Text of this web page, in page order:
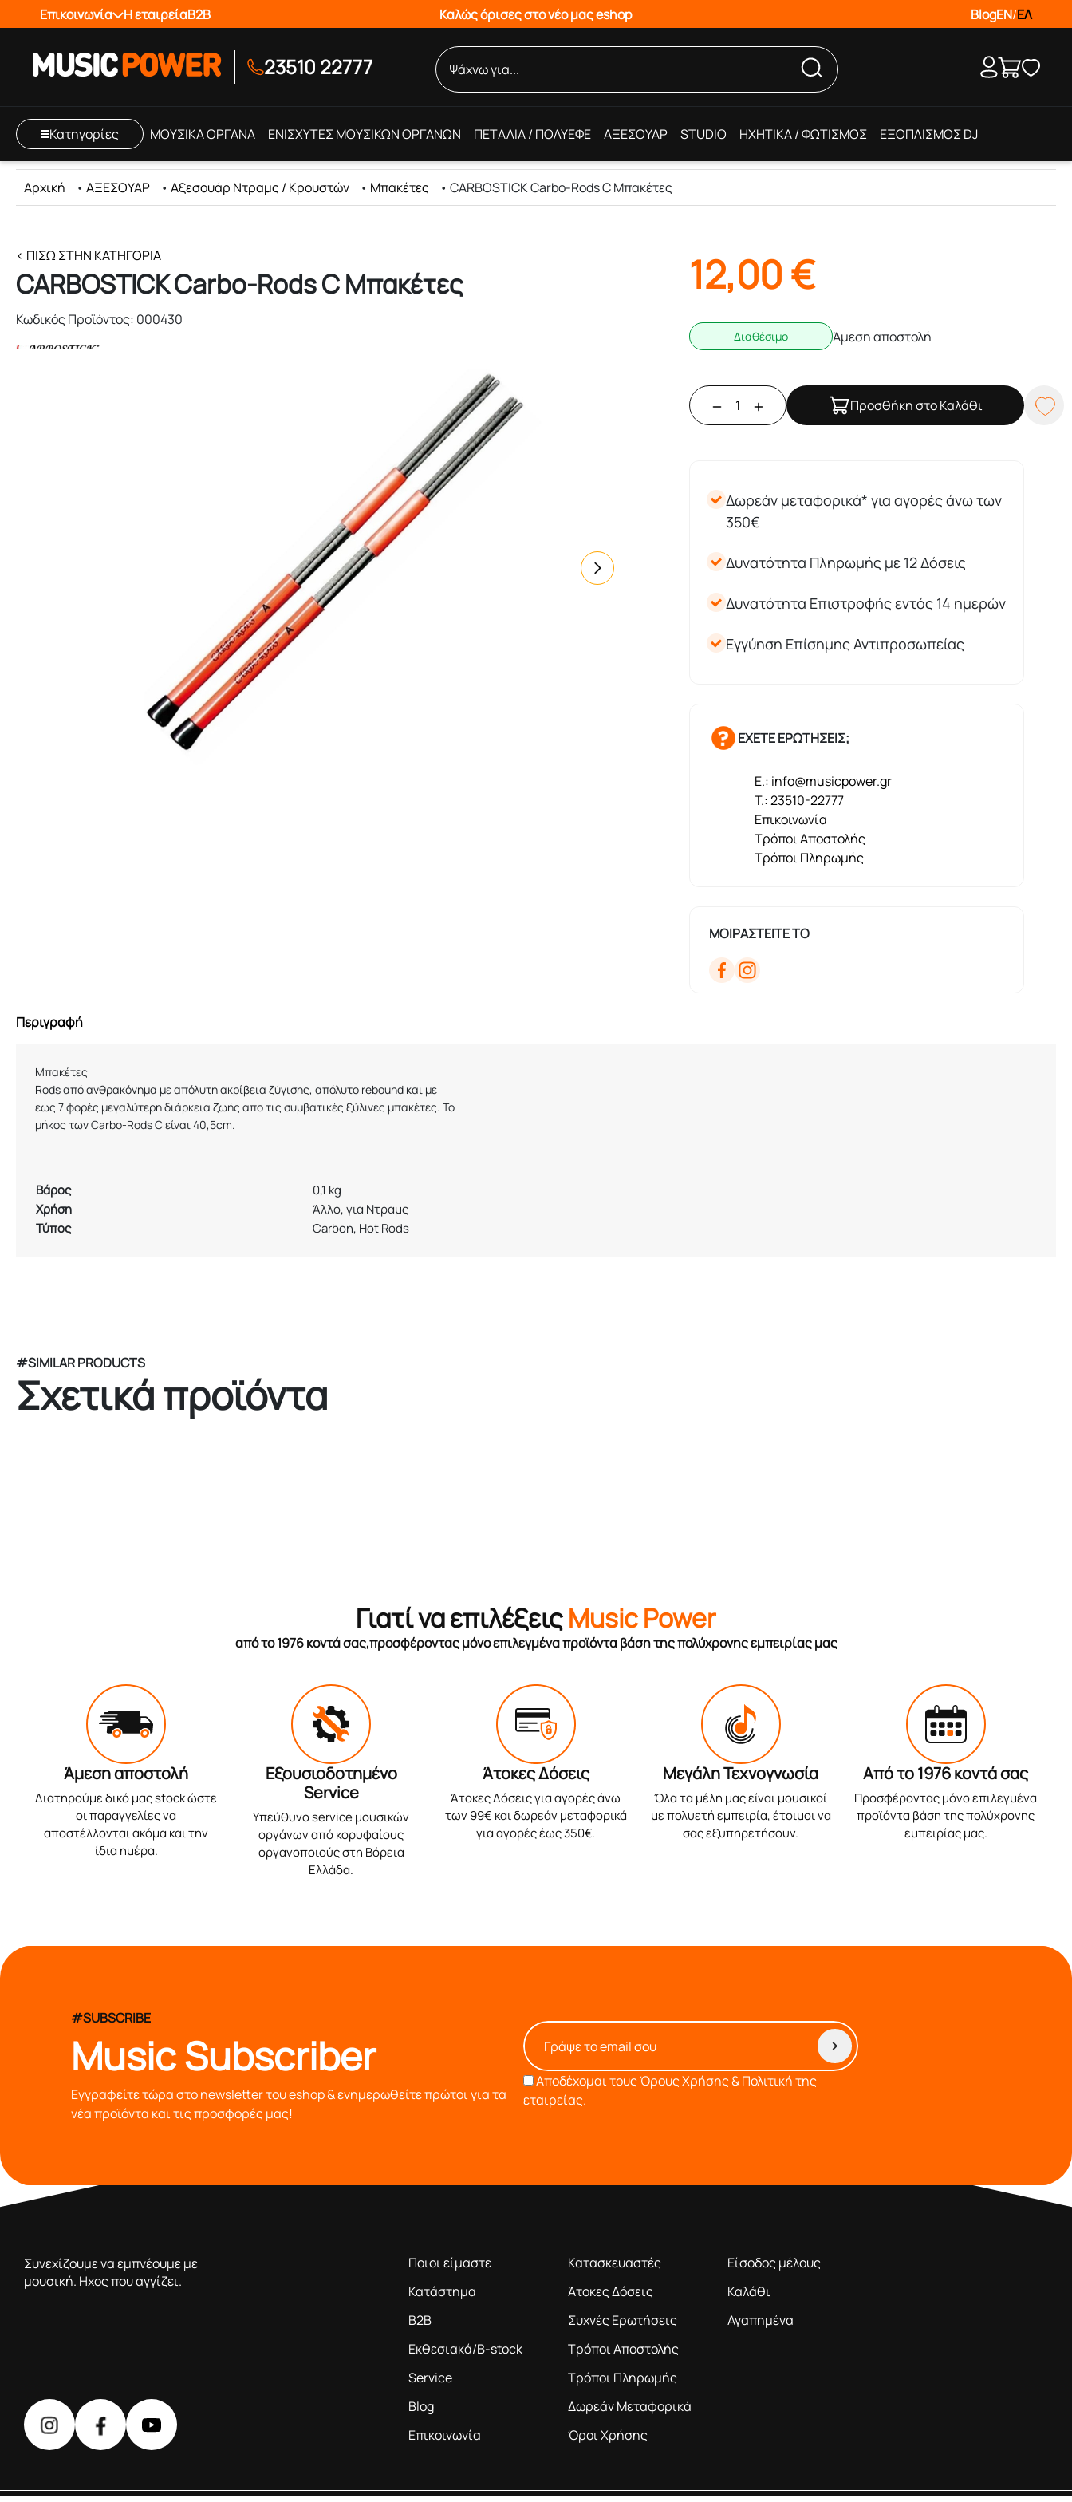
Επικοινωνία Η εταιρείαB2B Καλώς όρισες στο νέο μας eshop BlogEN/ΕΛ
23510 22777
Κατηγορίες ΜΟΥΣΙΚΑ ΟΡΓΑΝΑ ΕΝΙΣΧΥΤΕΣ ΜΟΥΣΙΚΩΝ ΟΡΓΑΝΩΝ ΠΕΤΑΛΙΑ / ΠΟΛΥΕΦΕ ΑΞΕΣΟΥΑΡ STUDIO ΗΧΗΤΙΚΑ / ΦΩΤΙΣΜΟΣ ΕΞΟΠΛΙΣΜΟΣ DJ
Αρχική • ΑΞΕΣΟΥΑΡ • Αξεσουάρ Ντραμς / Κρουστών • Μπακέτες • CARBOSTICK Carbo-Rods C Μπακέτες
< ΠΊΣΩ ΣΤΗΝ ΚΑΤΗΓΟΡΊΑ
CARBOSTICK Carbo-Rods C Μπακέτες
Κωδικός Προϊόντος: 000430
12,00€
Διαθέσιμο Άμεση αποστολή
Προσθήκη στο Καλάθι
Δωρεάν μεταφορικά* για αγορές άνω των
350€
Δυνατότητα Πληρωμής με 12 Δόσεις
Δυνατότητα Επιστροφής εντός 14 ημερών
Εγγύηση Επίσημης Αντιπροσωπείας
ΕΧΕΤΕ ΕΡΩΤΗΣΕΙΣ;
E.: info@musicpower.gr
T.: 23510-22777
Επικοινωνία
Τρόποι Αποστολής
Τρόποι Πληρωμής
ΜΟΙΡΑΣΤΕΙΤΕ ΤΟ
Περιγραφή
Μπακέτες
Rods από ανθρακόνημα με απόλυτη ακρίβεια ζύγισης, απόλυτο rebound και με
εως 7 φορές μεγαλύτερη διάρκεια ζωής απο τις συμβατικές ξύλινες μπακέτες. To
μήκος των Carbo-RodsCείναι40,5cm.
Βάρος
0,1 kg
Χρήση
Άλλο, για Ντραμς
Τύπος
Carbon, Hot Rods
#SIMILAR PRODUCTS
Σχετικά προϊόντα
Γιατί να επιλέξειςMusic Power
από το 1976 κοντά σας,προσφέροντας μόνο επιλεγμένα προϊόντα βάση της πολύχρονης εμπειρίας μας
Άμεση αποστολή
Διατηρούμε δικό μας stock ώστε
οι παραγγελίες να
αποστέλλονται ακόμα και την
ίδια ημέρα.
Εξουσιοδοτημένο
Service
Υπεύθυνο service μουσικών
οργάνων από κορυφαίους
οργανοποιούς στη Βόρεια
Ελλάδα.
Άτοκες Δόσεις
Άτοκες Δόσεις για αγορές άνω
των 99€ και δωρεάν μεταφορικά
για αγορές έως 350€.
Μεγάλη Τεχνογνωσία
Όλα τα μέλη μας είναι μουσικοί
με πολυετή εμπειρία, έτοιμοι να
σας εξυπηρετήσουν.
Από το 1976 κοντά σας
Προσφέροντας μόνο επιλεγμένα
προϊόντα βάση της πολύχρονης
εμπειρίας μας.
#SUBSCRIBE
Music Subscriber
Εγγραφείτε τώρα στο newsletter του eshop & ενημερωθείτε πρώτοι για τα
νέα προϊόντα και τις προσφορές μας!
Αποδέχομαι τουςΌρους Χρήσης & Πολιτική της
εταιρείας.
Συνεχίζουμε να εμπνέουμε με
μουσική. Ηχος που αγγίζει.
Ποιοι είμαστε
Κατάστημα
B2B
Εκθεσιακά/B-stock
Service
Blog
Επικοινωνία
Κατασκευαστές
Άτοκες Δόσεις
Συχνές Ερωτήσεις
Τρόποι Αποστολής
Τρόποι Πληρωμής
Δωρεάν Μεταφορικά
Όροι Χρήσης
Είσοδος μέλους
Καλάθι
Αγαπημένα